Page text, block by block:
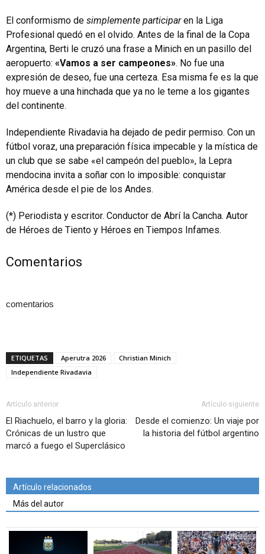
El conformismo de simplemente participaren la Liga
Profesional quedó en el olvido. Antes de la final de la Copa
Argentina, Berti le cruzó una frase a Minich en un pasillo del
aeropuerto: «Vamos a ser campeones». No fue una
expresión de deseo, fue una certeza. Esa misma fe es la que
hoy mueve a una hinchada que ya no le teme a los gigantes
del continente.
Independiente Rivadavia ha dejado de pedir permiso. Con un
fútbol voraz, una preparación física impecable y la mística de
un club que se sabe «el campeón del pueblo», la Lepra
mendocina invita a soñar con lo imposible: conquistar
América desde el pie de los Andes.
(*) Periodista y escritor. Conductor de Abrí la Cancha. Autor
de Héroes de Tiento y Héroes en Tiempos Infames.
Comentarios
comentarios
ETIQUETAS Aperutra 2026
Christian Minich
Independiente Rivadavia
Artículo anterior
El Riachuelo, el barro y la gloria:
Crónicas de un lustro que
marcó a fuego el Superclásico
Artículo siguiente
Desde el comienzo: Un viaje por
la historia del fútbol argentino
Artículo relacionados
Más del autor